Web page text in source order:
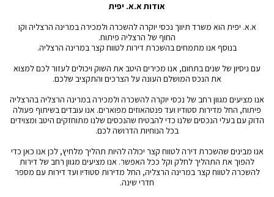
אודות א.א. יפית
א.א. יפית הוא משרד תיווך נכסי יוקרה להשכרה ולמכירה במרינה הרצליה וקו
החוף של הרצליה פיתוח.
בנוסף אנו מתמחים בהשכרת דירות לטווח קצר במרינה הרצליה.
עם ניסיון של שנים בתחום, אנו מכירים היטב את השוק ויכולים לעזור לכם למצוא
את הנכס המושלם העונה על הצרכים והתקציב שלכם.
אנו מציעים מגוון רחב של נכסי יוקרה להשכרה ולמכירה במרינה הרצליה בהרצליה
פיתוח, החל מדירות סטודיו ועד פנטהאוזים מפוארים. אנו עובדים בשיתוף פעולה
הדוק עם בעלי הנכסים שלנו כדי להבטיח שהנכסים שלנו מתוחזקים היטב ומצוידים
בכל הנוחיות הדרושה לכם.
אנו מבינים שהשכרת דירה לטווח קצר יכולה להיות תהליך מלחיץ, לכן אנו כאן כדי
להפוך את התהליך לחלק וקל ככל האפשר. אנו מציעים מגוון רחב של דירות
להשכרה לטווח קצר במרינה הרצליה, החל מדירות סטודיו ועד דירות עם מספר
חדרי שינה.